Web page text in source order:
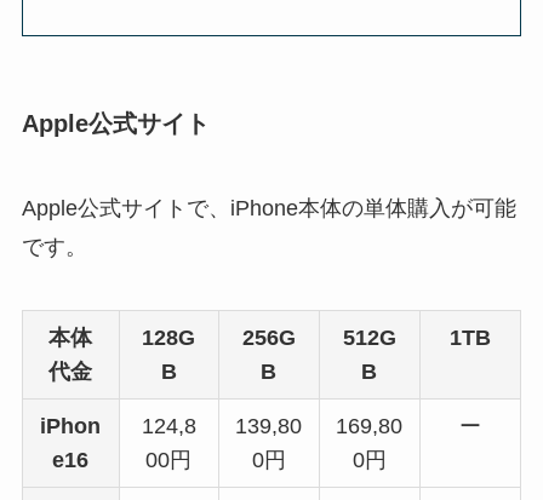
Apple公式サイト
Apple公式サイトで、iPhone本体の単体購入が可能
です。
本体
代金
128G
B
256G
B
512G
B
1TB
iPhon
e16
124,8
00円
139,80
0円
169,80
0円
ー